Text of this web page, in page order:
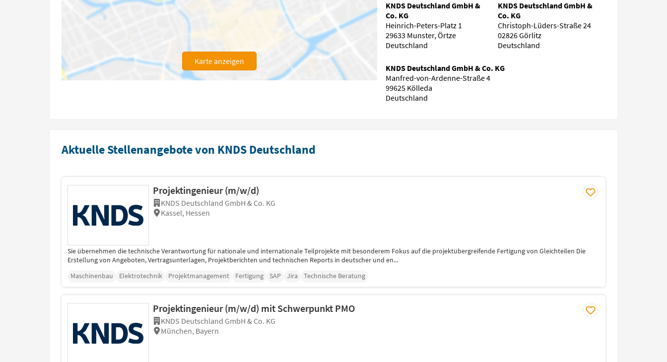
Karte anzeigen
KNDS Deutschland GmbH &
Co. KG
Heinrich-Peters-Platz 1
29633 Munster, Örtze
Deutschland
KNDS Deutschland GmbH &
Co. KG
Christoph-Lüders-Straße 24
02826 Görlitz
Deutschland
KNDS Deutschland GmbH & Co. KG
Manfred-von-Ardenne-Straße 4
99625 Kölleda
Deutschland
Aktuelle Stellenangebote von KNDS Deutschland
Projektingenieur (m/w/d)
KNDS Deutschland GmbH & Co. KG
Kassel, Hessen
Sie übernehmen die technische Verantwortung für nationale und internationale Teilprojekte mit besonderem Fokus auf die projektübergreifende Fertigung von Gleichteilen Die
Erstellung von Angeboten, Vertragsunterlagen, Projektberichten und technischen Reports in deutscher und en...
Maschinenbau
Elektrotechnik Projektmanagement Fertigung SAP Jira Technische Beratung
Projektingenieur (m/w/d) mit Schwerpunkt PMO
KNDS Deutschland GmbH & Co. KG
München, Bayern